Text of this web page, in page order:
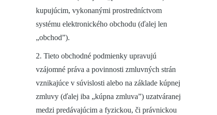
kupujúcim, vykonanými prostredníctvom
systému elektronického obchodu (ďalej len
„obchod”).
2. Tieto obchodné podmienky upravujú
vzájomné práva a povinnosti zmluvných strán
vznikajúce v súvislosti alebo na základe kúpnej
zmluvy (ďalej iba „kúpna zmluva”) uzatváranej
medzi predávajúcim a fyzickou, či právnickou